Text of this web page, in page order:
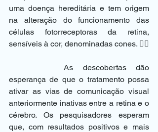
uma doença hereditária e tem origem
na alteração do funcionamento das
células fotorreceptoras da retina,
sensíveis à cor, denominadas cones. 
esperança de que o tratamento possa
ativar as vias de comunicação visual
anteriormente inativas entre a retina e o
cérebro. Os pesquisadores esperam
que, com resultados positivos e mais